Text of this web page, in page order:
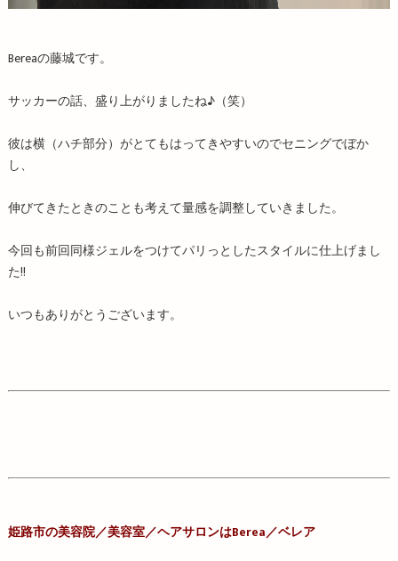
Bereaの藤城です。
サッカーの話、盛り上がりましたね♪（笑）
彼は横（ハチ部分）がとてもはってきやすいのでセニングでぼか
し、
伸びてきたときのことも考えて量感を調整していきました。
今回も前回同様ジェルをつけてパリっとしたスタイルに仕上げまし
た!!
いつもありがとうございます。
姫路市の美容院／美容室／ヘアサロンはBerea／ベレア